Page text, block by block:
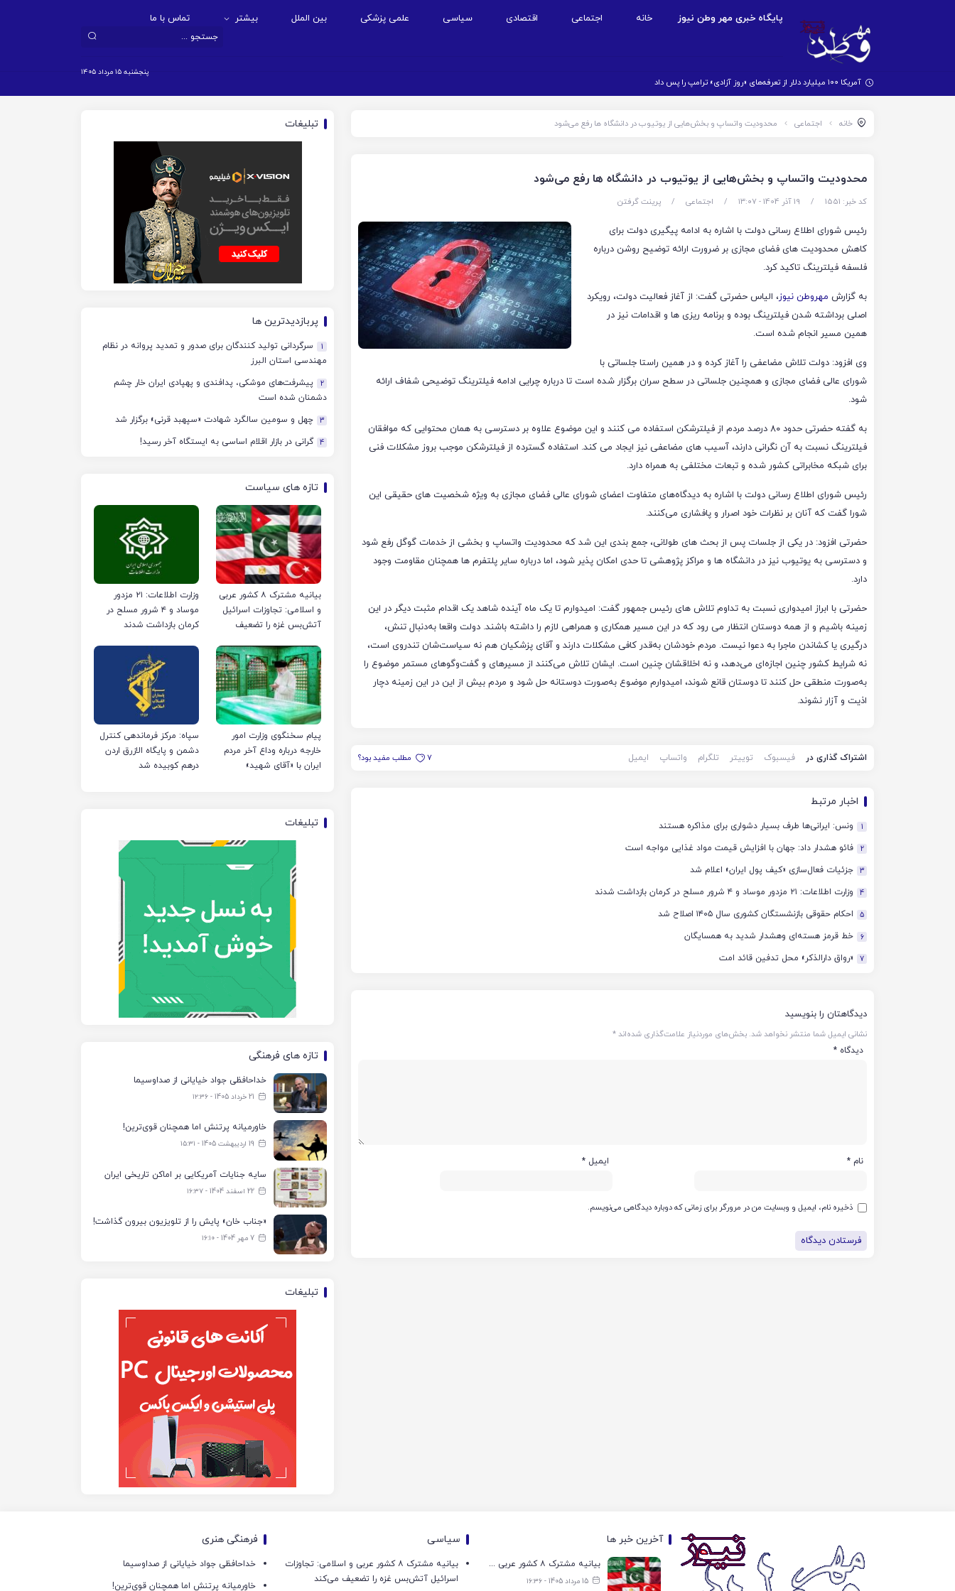
پایگاه خبری مهر وطن نیوز خانه اجتماعی اقتصادی سیاسی علمی پزشکی بین الملل بیشتر تماس با ما
پنجشنبه ۱۵ مرداد ۱۴۰۵
آمریکا ۱۰۰ میلیارد دلار از تعرفه‌های «روز آزادی» ترامپ را پس داد
خانه اجتماعی محدودیت واتساپ و بخش‌هایی از یوتیوب در دانشگاه ها رفع می‌شود
محدودیت واتساپ و بخش‌هایی از یوتیوب در دانشگاه ها رفع می‌شود
کد خبر: 1551 / 19 آذر 1404 - ۱۳:۰۷ / اجتماعی / پرینت گرفتن
رئیس شورای اطلاع رسانی دولت با اشاره به ادامه پیگیری دولت برای
کاهش محدودیت های فضای مجازی بر ضرورت ارائه توضیح روشن درباره
فلسفه فیلترینگ تاکید کرد.
به گزارش مهروطن نیوز، الیاس حضرتی گفت: از آغاز فعالیت دولت، رویکرد
اصلی برداشته شدن فیلترینگ بوده و برنامه ریزی ها و اقدامات نیز در
همین مسیر انجام شده است.
وی افزود: دولت تلاش مضاعفی را آغاز کرده و در همین راستا جلساتی با
شورای عالی فضای مجازی و همچنین جلساتی در سطح سران برگزار شده است تا درباره چرایی ادامه فیلترینگ توضیحی شفاف ارائه
شود.
به گفته حضرتی حدود ۸۰ درصد مردم از فیلترشکن استفاده می کنند و این موضوع علاوه بر دسترسی به همان محتوایی که موافقان
فیلترینگ نسبت به آن نگرانی دارند، آسیب های مضاعفی نیز ایجاد می کند. استفاده گسترده از فیلترشکن موجب بروز مشکلات فنی
برای شبکه مخابراتی کشور شده و تبعات مختلفی به همراه دارد.
رئیس شورای اطلاع رسانی دولت با اشاره به دیدگاه‌های متفاوت اعضای شورای عالی فضای مجازی به ویژه شخصیت های حقیقی این
شورا گفت که آنان بر نظرات خود اصرار و پافشاری می‌کنند.
حضرتی افزود: در یکی از جلسات پس از بحث های طولانی، جمع بندی این شد که محدودیت واتساپ و بخشی از خدمات گوگل رفع شود
و دسترسی به یوتیوب نیز در دانشگاه ها و مراکز پژوهشی تا حدی امکان پذیر شود، اما درباره سایر پلتفرم ها همچنان مقاومت وجود
دارد.
حضرتی با ابراز امیدواری نسبت به تداوم تلاش های رئیس جمهور گفت: امیدوارم تا یک ماه آینده شاهد یک اقدام مثبت دیگر در این
زمینه باشیم و از همه دوستان انتظار می رود که در این مسیر همکاری و همراهی لازم را داشته باشند. دولت واقعا به‌دنبال تنش،
درگیری یا کشاندن ماجرا به دعوا نیست. مردم خودشان به‌قدر کافی مشکلات دارند و آقای پزشکیان هم نه سیاست‌شان تندروی است،
نه شرایط کشور چنین اجازه‌ای می‌دهد، و نه اخلاقشان چنین است. ایشان تلاش می‌کنند از مسیرهای و گفت‌وگوهای مستمر موضوع را
به‌صورت منطقی حل کنند تا دوستان قانع شوند، امیدوارم موضوع به‌صورت دوستانه حل شود و مردم بیش از این در این زمینه دچار
اذیت و آزار نشوند.
اشتراک گذاری در فیسبوک توییتر تلگرام واتساپ ایمیل 7 مطلب مفید بود؟
اخبار مرتبط
1 ونس: ایرانی‌ها طرف بسیار دشواری برای مذاکره هستند
2 فائو هشدار داد: جهان با افزایش قیمت مواد غذایی مواجه است
3 جزئیات فعال‌سازی «کیف پول ایران» اعلام شد
4 وزارت اطلاعات: ۲۱ مزدور موساد و ۴ شرور مسلح در کرمان بازداشت شدند
5 احکام حقوقی بازنشستگان کشوری سال ۱۴۰۵ اصلاح شد
6 خط قرمز هسته‌ای وهشدار شدید به همسایگان
7 «رواق دارالذکر» محل تدفین قائد امت
دیدگاهتان را بنویسید
نشانی ایمیل شما منتشر نخواهد شد. بخش‌های موردنیاز علامت‌گذاری شده‌اند*
دیدگاه *
نام * ایمیل *
ذخیره نام، ایمیل و وبسایت من در مرورگر برای زمانی که دوباره دیدگاهی می‌نویسم.
تبلیغات
پربازدیدترین ها
1
سرگردانی تولید کنندگان برای صدور و تمدید پروانه در نظام
مهندسی استان البرز
2
پیشرفت‌های موشکی، پدافندی و پهپادی ایران خار چشم
دشمنان شده است
3 چهل‌ و سومین سالگرد شهادت «سپهبد قرنی» برگزار شد
4 گرانی در بازار اقلام اساسی به ایستگاه آخر رسید!
تازه های سیاست
بیانیه مشترک ۸ کشور عربی
و اسلامی: تجاوزات اسرائیل
آتش‌بس غزه را تضعیف
وزارت اطلاعات: ۲۱ مزدور
موساد و ۴ شرور مسلح در
کرمان بازداشت شدند
پیام سخنگوی وزارت امور
خارجه درباره وداع آخر مردم
ایران با «آقای شهید»
سپاه: مرکز فرماندهی کنترل
دشمن و پایگاه الازرق اردن
درهم کوبیده شد
تبلیغات
تازه های فرهنگی
خداحافظی جواد خیایانی از صداوسیما
21 خرداد 1405 - ۱۲:۳۶
خاورمیانه پرتنش اما همچنان قوی‌ترین!
19 اردیبهشت 1405 - ۱۵:۳۱
سایه جنایات آمریکایی بر اماکن تاریخی ایران
22 اسفند 1404 - ۱۶:۳۷
«جناب خان» پایش را از تلویزیون بیرون گذاشت!
7 مهر 1404 - ۱۶:۱۰
تبلیغات
آخرین خبر ها
بیانیه مشترک ۸ کشور عربی و اسلامی: تجاوزات اسرائیل آتش‌بس غزه را تضعیف می‌کند
15 مرداد 1405 - ۱۶:۳۶
سیاسی
بیانیه مشترک ۸ کشور عربی و اسلامی: تجاوزات
اسرائیل آتش‌بس غزه را تضعیف می‌کند
فرهنگی هنری
خداحافظی جواد خیایانی از صداوسیما
خاورمیانه پرتنش اما همچنان قوی‌ترین!